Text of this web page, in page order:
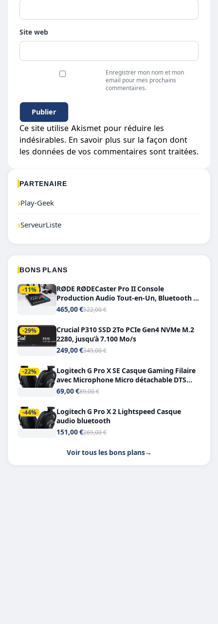
Site web
Enregistrer mon nom et mon
email pour mes prochains
commentaires.
Ce site utilise Akismet pour réduire les
indésirables. En savoir plus sur la façon dont
les données de vos commentaires sont traitées.
PARTENAIRE
›Play-Geek
›ServeurListe
BONS PLANS
-11%
RØDE RØDECaster Pro II Console
Production Audio Tout-en-Un, Bluetooth et
Double USB-C
465,00 €522,00 €
-29%
Crucial P310 SSD 2To PCIe Gen4 NVMe M.2
2280, jusqu’à 7.100 Mo/s
249,00 €349,00 €
-22%
Logitech G Pro X SE Casque Gaming Filaire
avec Microphone Micro détachable DTS
Headphone X 7.1
69,00 €89,00 €
-44%
Logitech G Pro X 2 Lightspeed Casque
audio bluetooth
151,00 €269,00 €
Voir tous les bons plans→